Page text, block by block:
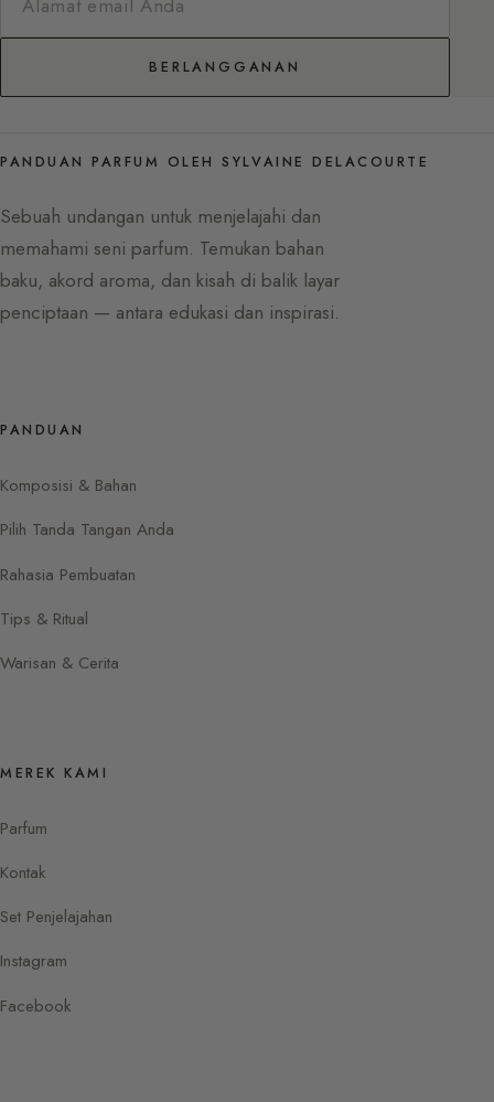
BERLANGGANAN
PANDUAN PARFUM OLEH SYLVAINE DELACOURTE
Sebuah undangan untuk menjelajahi dan
memahami seni parfum. Temukan bahan
baku, akord aroma, dan kisah di balik layar
penciptaan — antara edukasi dan inspirasi.
PANDUAN
Komposisi & Bahan
Pilih Tanda Tangan Anda
Rahasia Pembuatan
Tips & Ritual
Warisan & Cerita
MEREK KAMI
Parfum
Kontak
Set Penjelajahan
Instagram
Facebook